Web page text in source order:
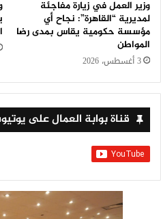
وزير العمل في زيارة مفاجئة
لمديرية “القاهرة”: نجاح أي
مؤسسة حكومية يقاس بمدى رضا
المواطن
3 أغسطس، 2026
قناة بوابة العمال على